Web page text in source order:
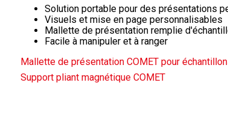
Solution portable pour des présentations
Visuels et mise en page personnalisables
Mallette de présentation remplie
Facile à manipuler et à ranger
Mallette de présentation COMET pour
Support pliant magnétique COMET